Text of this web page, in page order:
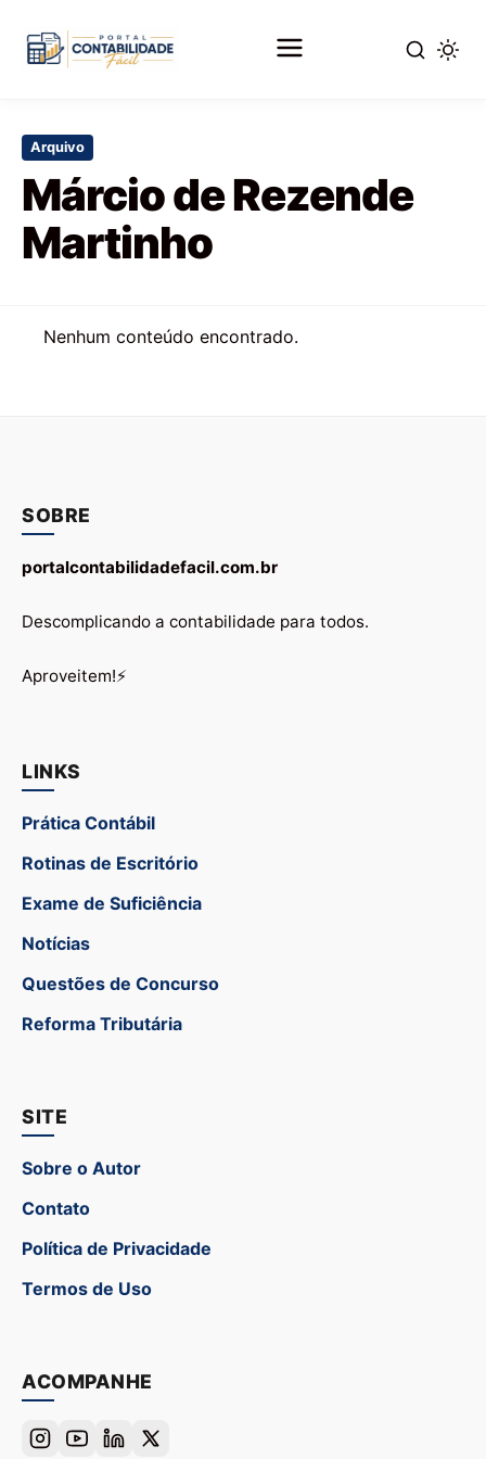
para
conteúdo
Arquivo
Márcio de Rezende
Martinho
Nenhum conteúdo encontrado.
SOBRE
portalcontabilidadefacil.com.br
Descomplicando a contabilidade para todos.
Aproveitem!⚡
LINKS
Prática Contábil
Rotinas de Escritório
Exame de Suficiência
Notícias
Questões de Concurso
Reforma Tributária
SITE
Sobre o Autor
Contato
Política de Privacidade
Termos de Uso
ACOMPANHE